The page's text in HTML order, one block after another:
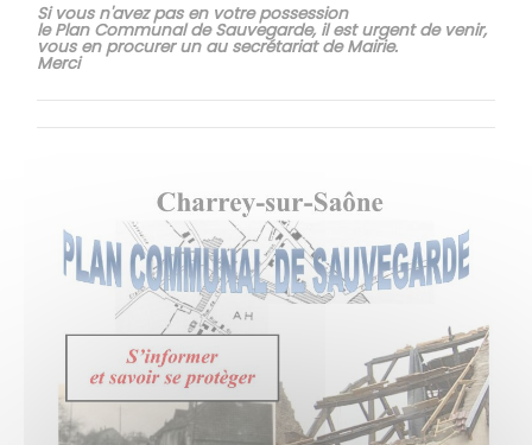
Si vous n'avez pas en votre possession
le Plan Communal de Sauvegarde, il est urgent de venir,
vous en procurer un au secrétariat de Mairie.
Merci